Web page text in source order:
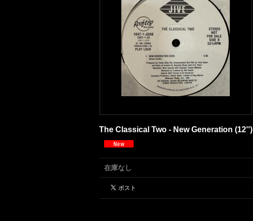
The Classical Two - New Generation (12'')
在庫なし